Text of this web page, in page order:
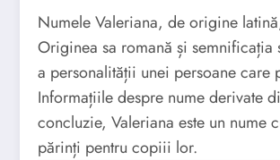
Numele Valeriana, de origine
Originea sa romană și
a personalității unei persoane care
Informațiile despre nume derivate
concluzie, Valeriana este un
părinți pentru copiii lor.